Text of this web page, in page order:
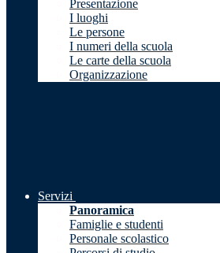
Presentazione
I luoghi
Le persone
I numeri della scuola
Le carte della scuola
Organizzazione
Servizi
Panoramica
Famiglie e studenti
Personale scolastico